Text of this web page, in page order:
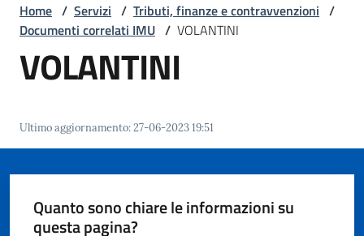
Servizi
Menu selezionato
Vivere
Fiorano
Modenese
Home / Servizi / Tributi, finanze e contravvenzioni /
Documenti correlati IMU / VOLANTINI
VOLANTINI
Ultimo aggiornamento:27-06-2023 19:51
Quanto sono chiare le informazioni su
questa pagina?